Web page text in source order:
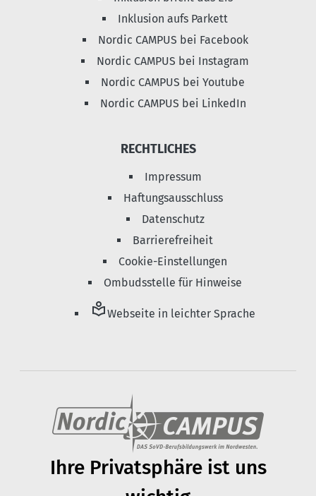
Inklusion aufs Parkett
Nordic CAMPUS bei Facebook
Nordic CAMPUS bei Instagram
Nordic CAMPUS bei Youtube
Nordic CAMPUS bei LinkedIn
RECHTLICHES
Impressum
Haftungsausschluss
Datenschutz
Barrierefreiheit
Cookie-Einstellungen
Ombudsstelle für Hinweise
local_libraryWebseite in leichter Sprache
Ihre Privats­phäre ist uns